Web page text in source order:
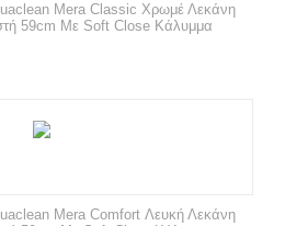
Mera Classic Χρωμέ Λεκάνη
59cm Με Soft Close Κάλυμμα
Mera Comfort Λευκή Λεκάνη